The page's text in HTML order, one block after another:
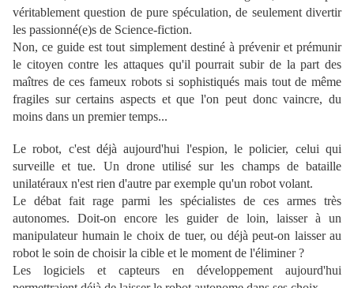
véritablement question de pure spéculation, de seulement divertir
les passionné(e)s de Science-fiction.
Non, ce guide est tout simplement destiné à prévenir et prémunir
le citoyen contre les attaques qu'il pourrait subir de la part des
maîtres de ces fameux robots si sophistiqués mais tout de même
fragiles sur certains aspects et que l'on peut donc vaincre, du
moins dans un premier temps...
Le robot, c'est déjà aujourd'hui l'espion, le policier, celui qui
surveille et tue. Un drone utilisé sur les champs de bataille
unilatéraux n'est rien d'autre par exemple qu'un robot volant.
Le débat fait rage parmi les spécialistes de ces armes très
autonomes. Doit-on encore les guider de loin, laisser à un
manipulateur humain le choix de tuer, ou déjà peut-on laisser au
robot le soin de choisir la cible et le moment de l'éliminer ?
Les logiciels et capteurs en développement aujourd'hui